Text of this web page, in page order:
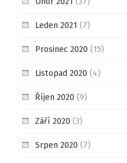
Leden 2021 (7)
Prosinec 2020 (15)
Listopad 2020 (4)
Říjen 2020 (9)
Září 2020 (3)
Srpen 2020 (7)